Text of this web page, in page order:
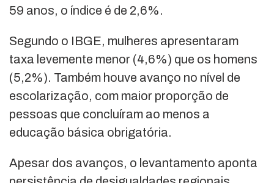
59 anos, o índice é de 2,6%.
Segundo o IBGE, mulheres apresentaram
taxa levemente menor (4,6%) que os homens
(5,2%). Também houve avanço no nível de
escolarização, com maior proporção de
pessoas que concluíram ao menos a
educação básica obrigatória.
Apesar dos avanços, o levantamento aponta